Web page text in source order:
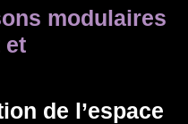
modulaires
et
de l’espace